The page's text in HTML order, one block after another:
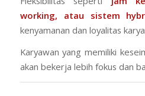
working, atau sistem
kenyamanan dan loyalitas
Karyawan yang memiliki
akan bekerja lebih fokus dan